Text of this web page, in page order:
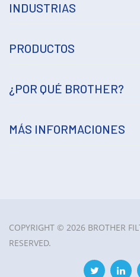
INDUSTRIAS
PRODUCTOS
¿POR QUÉ BROTHER?
MÁS INFORMACIONES
COPYRIGHT © 2026 BROTHER
RESERVED.